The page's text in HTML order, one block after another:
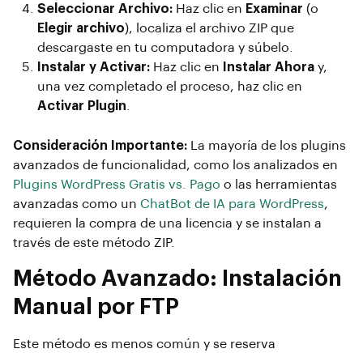
Seleccionar Archivo: Haz clic en Examinar (o
Elegir archivo), localiza el archivo ZIP que
descargaste en tu computadora y súbelo.
Instalar y Activar: Haz clic en Instalar Ahora y,
una vez completado el proceso, haz clic en
Activar Plugin
Consideración Importante: La mayoría de los plugins
avanzados de funcionalidad, como los analizados en
Plugins WordPress Gratis vs. Pago o las herramientas
avanzadas como un ChatBot de IA para WordPress,
requieren la compra de una licencia y se instalan a
través de este método ZIP.
Método Avanzado: Instalación
Manual por FTP
Este método es menos común y se reserva